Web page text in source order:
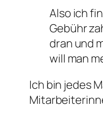
Also ich
Gebühr
dran und
will man
Ich bin jedes